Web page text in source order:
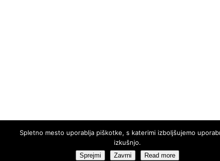
Spletno mesto uporablja piškotke, s katerimi izboljšujemo
izkušnjo.
Sprejmi Zavrni Read more